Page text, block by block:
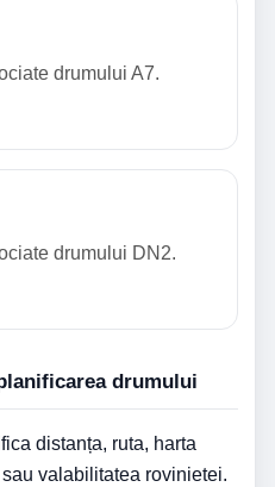
drumului A7.
drumului DN2.
drumului
distanța, ruta, harta
valabilitatea rovinietei.